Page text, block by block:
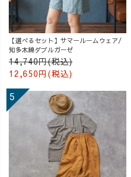
【選べるセット】サマールームウェア/
知多木綿ダブルガーゼ
14,740円(税込)
12,650円(税込)